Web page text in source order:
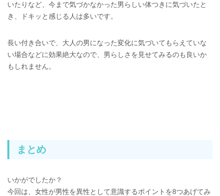
いたりなど、今まで気づかなかった男らしい体つきに気づいたと
き、ドキッと感じる人は多いです。
長い付き合いで、大人の男になった変化に気づいてもらえていな
い場合などに効果絶大なので、男らしさを見せてみるのも良いか
もしれません。
まとめ
いかがでしたか？
今回は、女性が男性を異性として意識するポイントを8つあげてみ